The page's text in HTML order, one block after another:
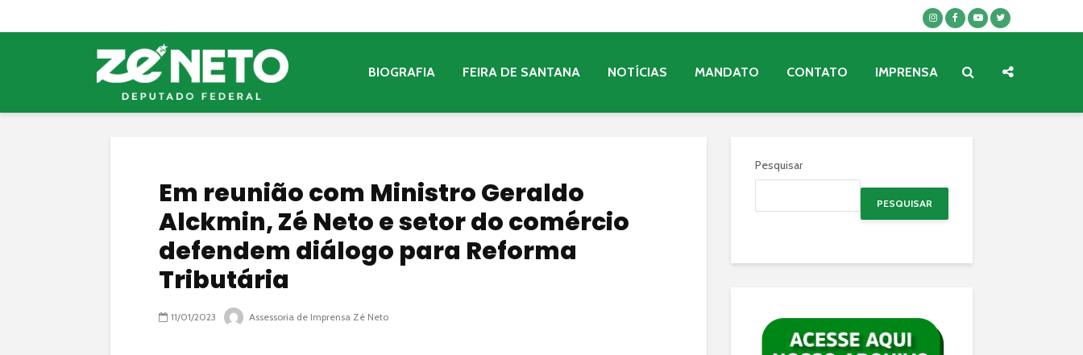
BIOGRAFIA FEIRA DE SANTANA NOTÍCIAS MANDATO CONTATO IMPRENSA
Em reunião com Ministro Geraldo
Alckmin, Zé Neto e setor do comércio
defendem diálogo para Reforma
Tributária
11/01/2023 Assessoria de Imprensa Zé Neto
Pesquisar
PESQUISAR